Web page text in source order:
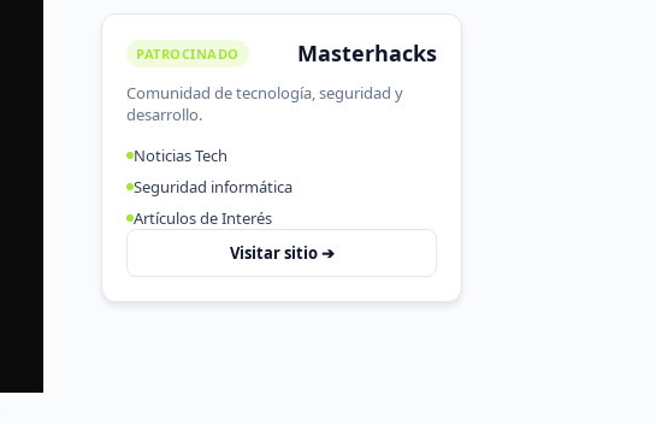
PATROCINADO Masterhacks
Comunidad de tecnología, seguridad y
desarrollo.
Noticias Tech
Seguridad informática
Artículos de Interés
Visitar sitio ➔